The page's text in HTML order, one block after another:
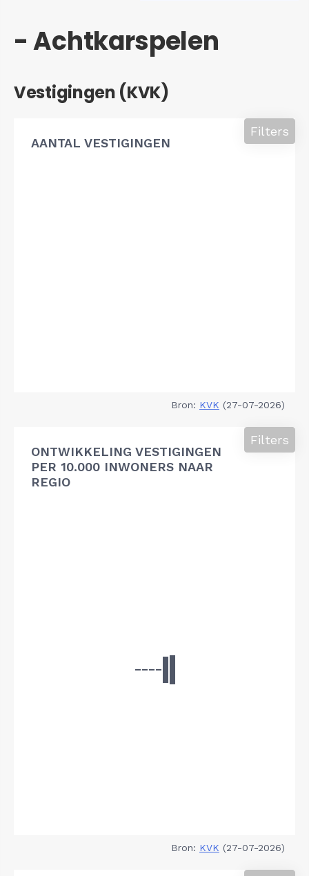
- Achtkarspelen
Vestigingen (KVK)
AANTAL VESTIGINGEN
Filters
Bron: KVK (27-07-2026)
ONTWIKKELING VESTIGINGEN
PER 10.000 INWONERS NAAR
REGIO
Filters
Bron: KVK (27-07-2026)